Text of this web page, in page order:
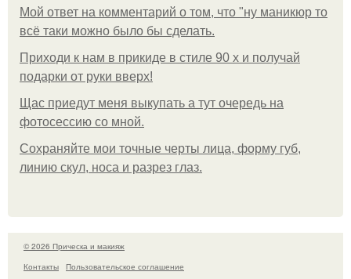
Мой ответ на комментарий о том, что "ну маникюр то
всё таки можно было бы сделать.
Приходи к нам в прикиде в стиле 90 х и получай
подарки от руки вверх!
Щас приедут меня выкупать а тут очередь на
фотосессию со мной.
Сохраняйте мои точные черты лица, форму губ,
линию скул, носа и разрез глаз.
© 2026 Прическа и макияж
Контакты
Пользовательское соглашение